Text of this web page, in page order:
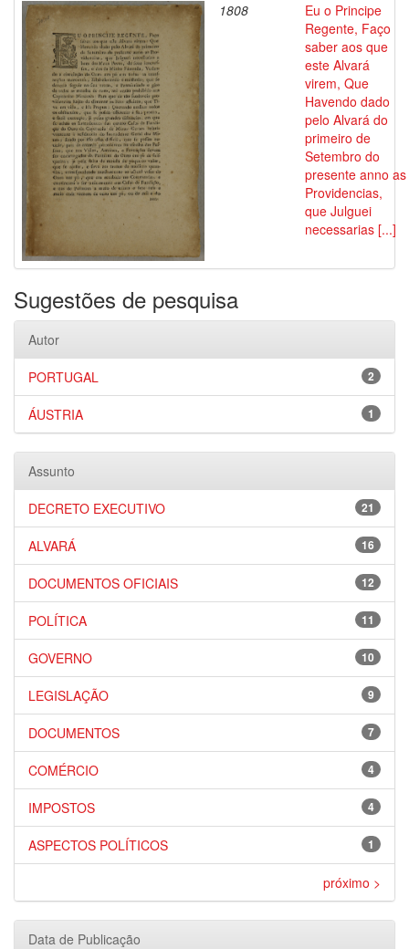
1808
Eu o Principe
Regente, Faço
saber aos que
este Alvará
virem, Que
Havendo dado
pelo Alvará do
primeiro de
Setembro do
presente anno as
Providencias,
que Julguei
necessarias [...]
Sugestões de pesquisa
Autor
2
PORTUGAL
1
ÁUSTRIA
Assunto
21
DECRETO EXECUTIVO
16
ALVARÁ
12
DOCUMENTOS OFICIAIS
11
POLÍTICA
10
GOVERNO
9
LEGISLAÇÃO
7
DOCUMENTOS
4
COMÉRCIO
4
IMPOSTOS
1
ASPECTOS POLÍTICOS
próximo >
Data de Publicação